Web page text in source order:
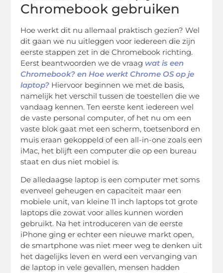
Chromebook gebruiken
Hoe werkt dit nu allemaal praktisch gezien? Wel
dit gaan we nu uitleggen voor iedereen die zijn
eerste stappen zet in de Chromebook richting.
Eerst beantwoorden we de vraag wat is een
Chromebook? en Hoe werkt Chrome OS op je
laptop? Hiervoor beginnen we met de basis,
namelijk het verschil tussen de toestellen die we
vandaag kennen. Ten eerste kent iedereen wel
de vaste personal computer, of het nu om een
vaste blok gaat met een scherm, toetsenbord en
muis eraan gekoppeld of een all-in-one zoals een
iMac, het blijft een computer die op een bureau
staat en dus niet mobiel is.
De alledaagse laptop is een computer met soms
evenveel geheugen en capaciteit maar een
mobiele unit, van kleine 11 inch laptops tot grote
laptops die zowat voor alles kunnen worden
gebruikt. Na het introduceren van de eerste
iPhone ging er echter een nieuwe markt open,
de smartphone was niet meer weg te denken uit
het dagelijks leven en werd een vervanging van
de laptop in vele gevallen, mensen hadden